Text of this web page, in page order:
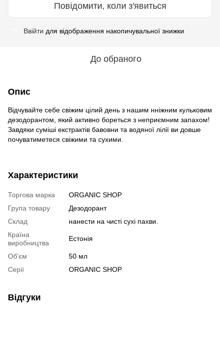
Повідомити, коли з'явиться
Ввійти для відображення накопичувальної знижки
До обраного
Опис
Відчувайте себе свіжим цілий день з нашим нніжним кульковим
дезодорантом, який активно бореться з неприємним запахом!
Завдяки суміші екстрактів бавовни та водяної лілії ви довше
почуватиметеся свіжими та сухими.
Характеристики
Торгова марка
ORGANIC SHOP
Група товару
Дезодорант
Склад
нанести на чисті сухі пахви.
Країна
виробництва
Естонія
Об'єм
50 мл
Серії
ORGANIC SHOP
Відгуки